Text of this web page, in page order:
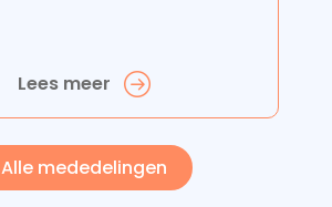
Lees meer
Alle mededelingen